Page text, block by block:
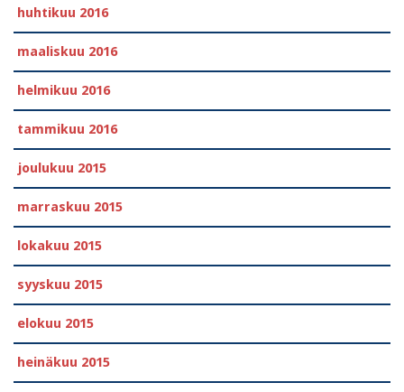
huhtikuu 2016
maaliskuu 2016
helmikuu 2016
tammikuu 2016
joulukuu 2015
marraskuu 2015
lokakuu 2015
syyskuu 2015
elokuu 2015
heinäkuu 2015